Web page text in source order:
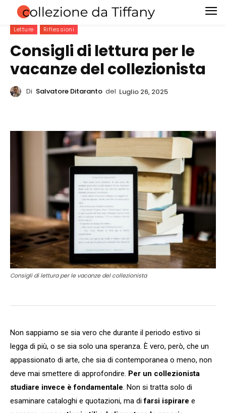
Letture Riflessioni
Consigli di lettura per le
vacanze del collezionista
Di Salvatore Ditaranto del Luglio 26, 2025
Consigli di lettura per le vacanze del collezionista
Non sappiamo se sia vero che durante il periodo estivo si
legga di più, o se sia solo una speranza. È vero, però, che un
appassionato di arte, che sia di contemporanea o meno, non
deve mai smettere di approfondire. Per un collezionista
studiare invece è fondamentale . Non si tratta solo di
esaminare cataloghi e quotazioni, ma difarsi ispirare e